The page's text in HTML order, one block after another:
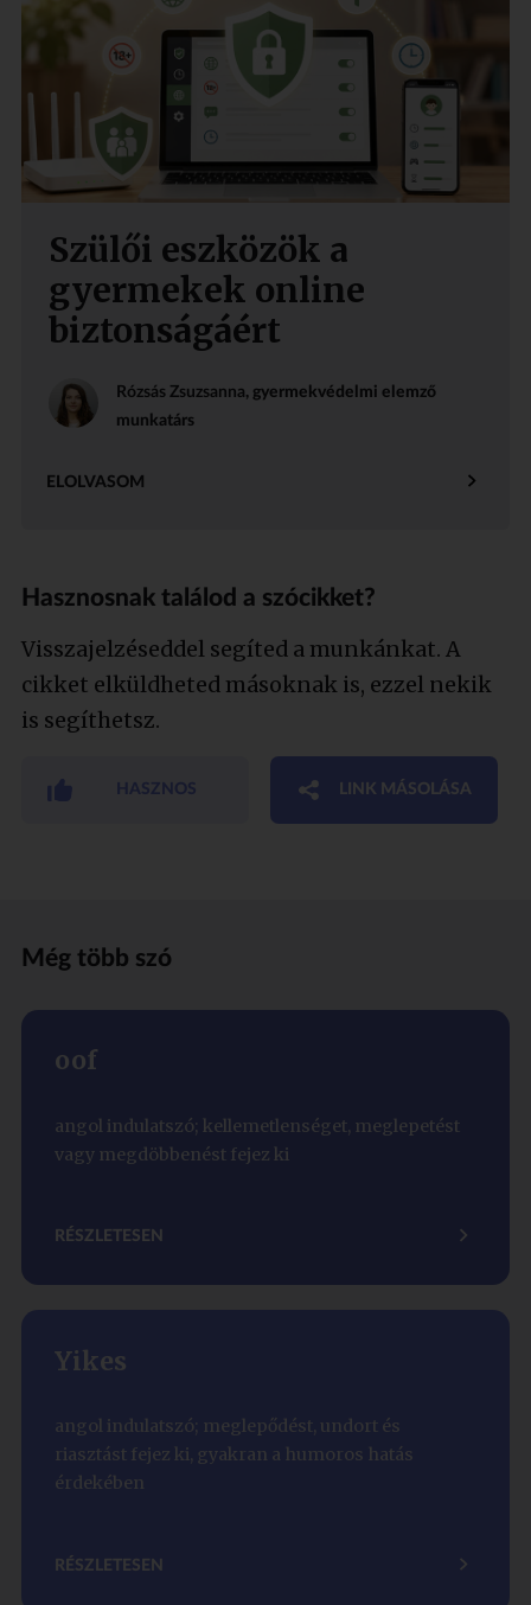
Szülői eszközök a
gyermekek online
biztonságáért
Rózsás Zsuzsanna, gyermekvédelmi elemző
munkatárs
ELOLVASOM
Hasznosnak találod a szócikket?
Visszajelzéseddel segíted a munkánkat. A
cikket elküldheted másoknak is, ezzel nekik
is segíthetsz.
HASZNOS LINK MÁSOLÁSA
Még több szó
oof
angol indulatszó; kellemetlenséget, meglepetést
vagy megdöbbenést fejez ki
RÉSZLETESEN
Yikes
angol indulatszó; meglepődést, undort és
riasztást fejez ki, gyakran a humoros hatás
érdekében
RÉSZLETESEN